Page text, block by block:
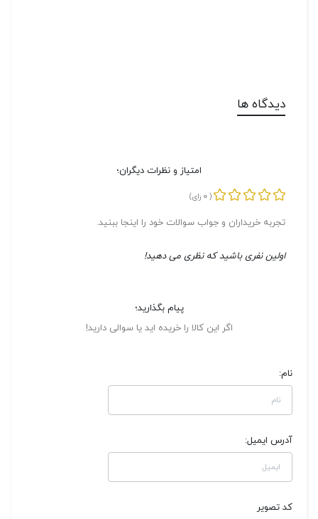
دیدگاه ها
امتیاز و نظرات دیگران؛
(
0 رای)
تجربه خریداران و جواب سوالات خود را اینجا ببنید.
اولین نفری باشید که نظری می دهید!
پیام بگذارید؛
اگر این کالا را خریده اید یا سوالی دارید!
نام:
آدرس ایمیل:
کد تصویر